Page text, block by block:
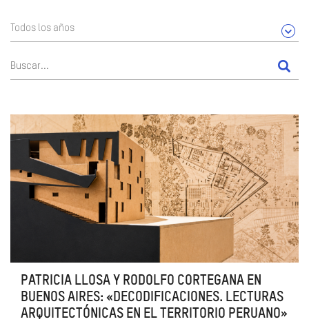
Todos los años
PATRICIA LLOSA Y RODOLFO CORTEGANA EN
BUENOS AIRES: «DECODIFICACIONES. LECTURAS
ARQUITECTÓNICAS EN EL TERRITORIO PERUANO»